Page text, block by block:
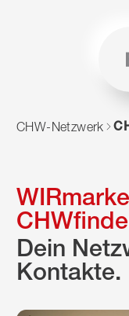
Zum Navigieren
CHW-Netzwerk
Dein
Kontakte.